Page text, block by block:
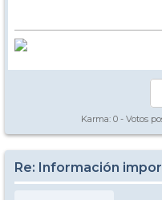
Karma: 0 - Votos
Re: Información